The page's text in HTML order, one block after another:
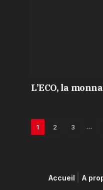
L’ECO, la
1 2 3 …
Accueil A